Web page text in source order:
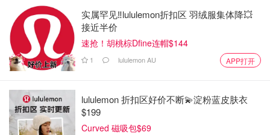
实属罕见‼️lululemon折扣区 羽绒服集体降💥
接近半价
速抢！胡桃棕Dfine连帽$144
1 lululemon AU APP打开
lululemon 折扣区好价不断💫淀粉蓝皮肤衣
$199
Curved 磁吸包$69